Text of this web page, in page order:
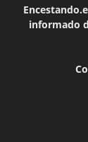
informado